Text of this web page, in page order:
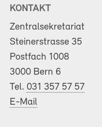
KONTAKT
Zentralsekretariat
Steinerstrasse 35
Postfach 1008
3000 Bern 6
Tel. 031 357 57 57
E-Mail